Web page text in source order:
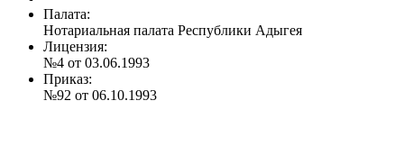
Палата:
Нотариальная палата Республики Адыгея
Лицензия:
№4 от 03.06.1993
Приказ:
№92 от 06.10.1993